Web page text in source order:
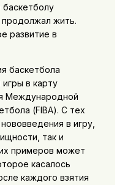
продолжал жить.
развитие в
баскетбола
в карту
Международной
(FIBA). С тех
в игру,
так и
примеров может
касалось
каждого взятия